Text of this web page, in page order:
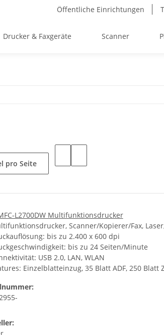
Öffentliche Einrichtungen
Drucker & Faxgeräte Scanner
pro Seite
L2700DW Multifunktionsdrucker
Scanner/Kopierer/Fax,
bis zu 2.400 x 600 dpi
bis zu 24 Seiten/Minute
USB 2.0, LAN, WLAN
Einzelblatteinzug, 35 Blatt ADF, 250 Blatt